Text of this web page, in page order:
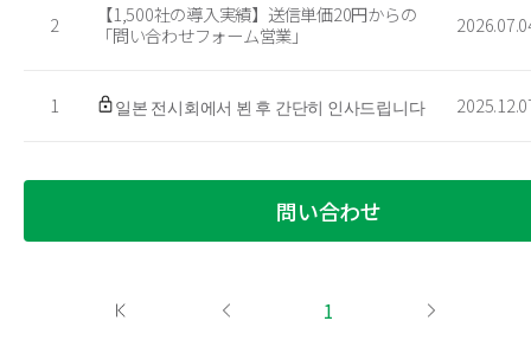
2
【1,500社の導入実績】送信単価20円からの
「問い合わせフォーム営業」
1 일본 전시회에서 뵌 후 간단히 인사드립니다
問い合わせ
1